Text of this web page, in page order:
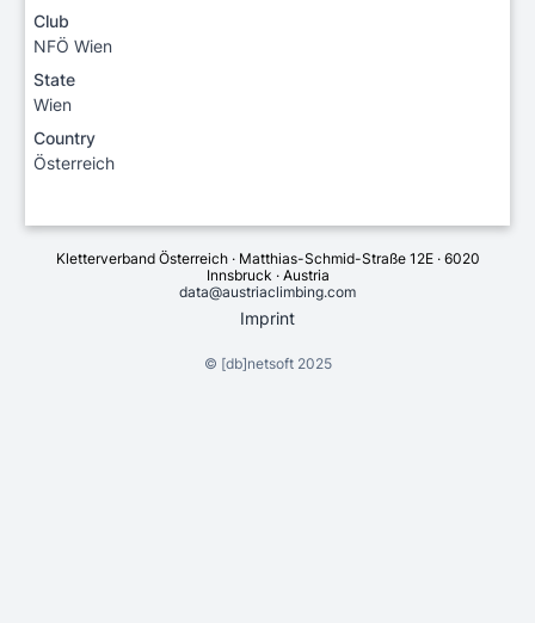
Club
NFÖ Wien
State
Wien
Country
Österreich
Kletterverband Österreich · Matthias-Schmid-Straße 12E · 6020
Innsbruck · Austria
data@austriaclimbing.com
Imprint
© [db]netsoft2025